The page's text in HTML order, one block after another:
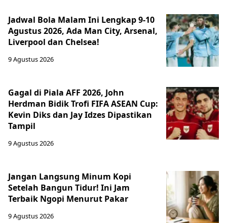
Jadwal Bola Malam Ini Lengkap 9-10
Agustus 2026, Ada Man City, Arsenal,
Liverpool dan Chelsea!
9 Agustus 2026
Gagal di Piala AFF 2026, John
Herdman Bidik Trofi FIFA ASEAN Cup:
Kevin Diks dan Jay Idzes Dipastikan
Tampil
9 Agustus 2026
Jangan Langsung Minum Kopi
Setelah Bangun Tidur! Ini Jam
Terbaik Ngopi Menurut Pakar
9 Agustus 2026